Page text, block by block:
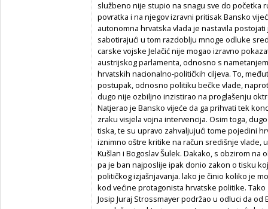
službeno nije stupio na snagu sve do početka
povratka i na njegov izravni pritisak Bansko
autonomna hrvatska vlada je nastavila
sabotirajući u tom razdoblju mnoge odluke
carske vojske Jelačić nije mogao izravno
austrijskog parlamenta, odnosno s
hrvatskih nacionalno-političkih ciljeva. To,
postupak, odnosno politiku bečke vlade,
dugo nije ozbiljno inzistirao na proglašenju
Natjerao je Bansko vijeće da ga prihvati tek
zraku visjela vojna intervencija. Osim toga,
tiska, te su upravo zahvaljujući tome pojedini
iznimno oštre kritike na račun središnje vlade,
Kušlan i Bogoslav Šulek. Dakako, s obzirom
pa je ban najposlije ipak donio zakon o tisku
političkog izjašnjavanja. lako je činio koliko je
kod većine protagonista hrvatske politike.
Josip Juraj Strossmayer podržao u odluci da od